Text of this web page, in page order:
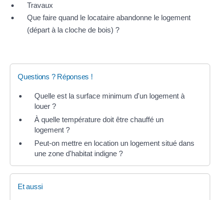
Travaux
Que faire quand le locataire abandonne le logement
(départ à la cloche de bois) ?
Questions ? Réponses !
Quelle est la surface minimum d'un logement à
louer ?
À quelle température doit être chauffé un
logement ?
Peut-on mettre en location un logement situé dans
une zone d'habitat indigne ?
Et aussi